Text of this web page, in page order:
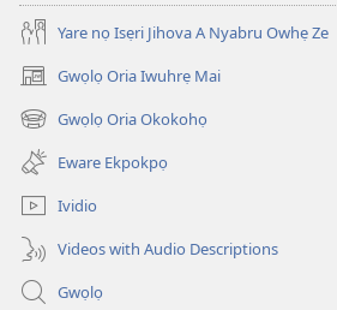
Yare nọ Isẹri Jihova A Nyabru Owhẹ Ze
Gwọlọ Oria Iwuhrẹ Mai
(opens
new
window)
Gwọlọ Oria Okokohọ
(opens
new
window)
Eware Ekpokpọ
Ividio
Videos with Audio Descriptions
Gwọlọ